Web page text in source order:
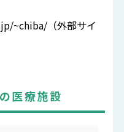
~chiba/ （外部サイ
医療施設